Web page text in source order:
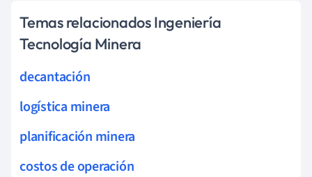
Temas relacionados Ingeniería
Tecnología Minera
decantación
logística minera
planificación minera
costos de operación